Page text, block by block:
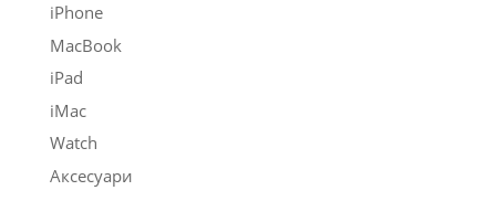
iPhone
MacBook
iPad
iMac
Watch
Аксесуари